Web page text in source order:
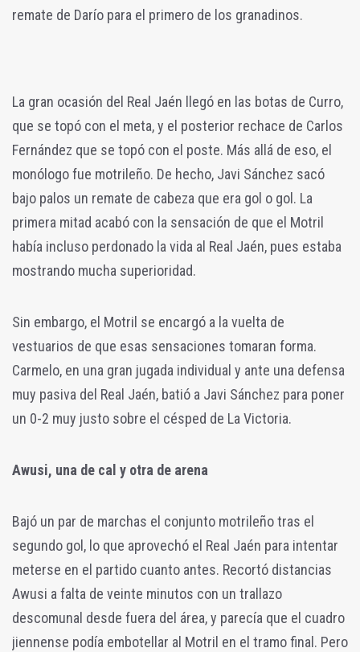
remate de Darío para el primero de los granadinos.
La gran ocasión del Real Jaén llegó en las botas de Curro,
que se topó con el meta, y el posterior rechace de Carlos
Fernández que se topó con el poste. Más allá de eso, el
monólogo fue motrileño. De hecho, Javi Sánchez sacó
bajo palos un remate de cabeza que era gol o gol. La
primera mitad acabó con la sensación de que el Motril
había incluso perdonado la vida al Real Jaén, pues estaba
mostrando mucha superioridad.
Sin embargo, el Motril se encargó a la vuelta de
vestuarios de que esas sensaciones tomaran forma.
Carmelo, en una gran jugada individual y ante una defensa
muy pasiva del Real Jaén, batió a Javi Sánchez para poner
un 0-2 muy justo sobre el césped de La Victoria.
Awusi, una de cal y otra de arena
Bajó un par de marchas el conjunto motrileño tras el
segundo gol, lo que aprovechó el Real Jaén para intentar
meterse en el partido cuanto antes. Recortó distancias
Awusi a falta de veinte minutos con un trallazo
descomunal desde fuera del área, y parecía que el cuadro
jiennense podía embotellar al Motril en el tramo final. Pero